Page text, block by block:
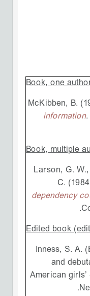
Book, one
McKibben, B.
information
Book, multiple
Larson, G.
C.
dependency
Edited book
Inness, S. A.
and
American